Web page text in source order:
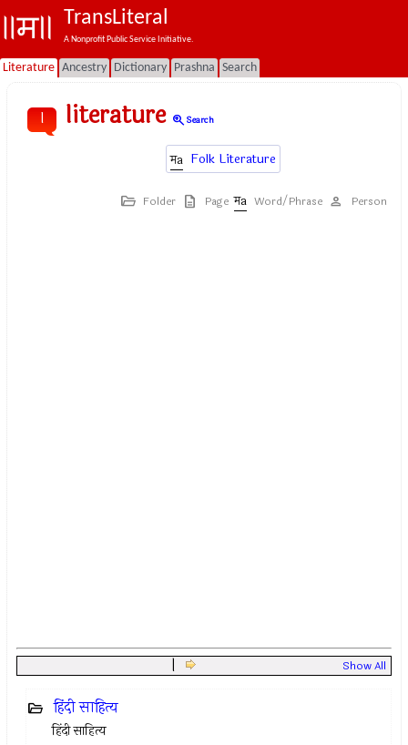
TransLiteral
A Nonprofit Public Service Initiative.
Literature Ancestry Dictionary Prashna Search
l literature zoom_inSearch
Folk Literature
Folder Page Word/Phrase Person
Show All
हिंदी साहित्य
हिंदी साहित्य